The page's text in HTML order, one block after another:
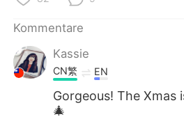
Русский
Indonesia
Türkçe
Kommentare
Kassie
CN繁 EN
Gorgeous! The Xmas
🎄